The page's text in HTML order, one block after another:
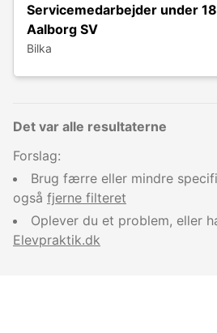
Servicemedarbejder under
Aalborg SV
Bilka
Det var alle resultaterne
Forslag:
Brug færre eller mindre
også fjerne filteret
Oplever du et problem, eller
Elevpraktik.dk